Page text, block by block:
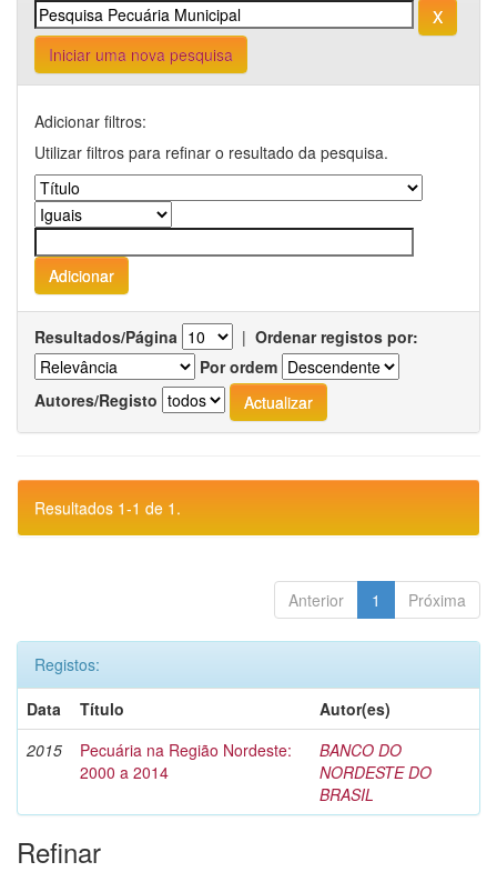
Iniciar uma nova pesquisa
Adicionar filtros:
Utilizar filtros para refinar o resultado da pesquisa.
Resultados/Página | Ordenar registos por:
Por ordem
Autores/Registo
Resultados 1-1 de 1.
Anterior 1 Próxima
Registos:
Data
Título
Autor(es)
2015
Pecuária na Região Nordeste:
2000 a 2014
BANCO DO
NORDESTE DO
BRASIL
Refinar